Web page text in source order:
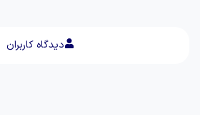
دیدگاه کاربران